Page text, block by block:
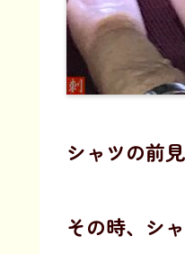
シャツの前
その時、シ